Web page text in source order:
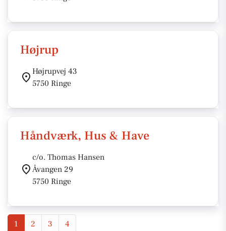
Højrup
Højrupvej 43
5750 Ringe
Håndværk, Hus & Have
c/o. Thomas Hansen
Åvangen 29
5750 Ringe
1 2 3 4